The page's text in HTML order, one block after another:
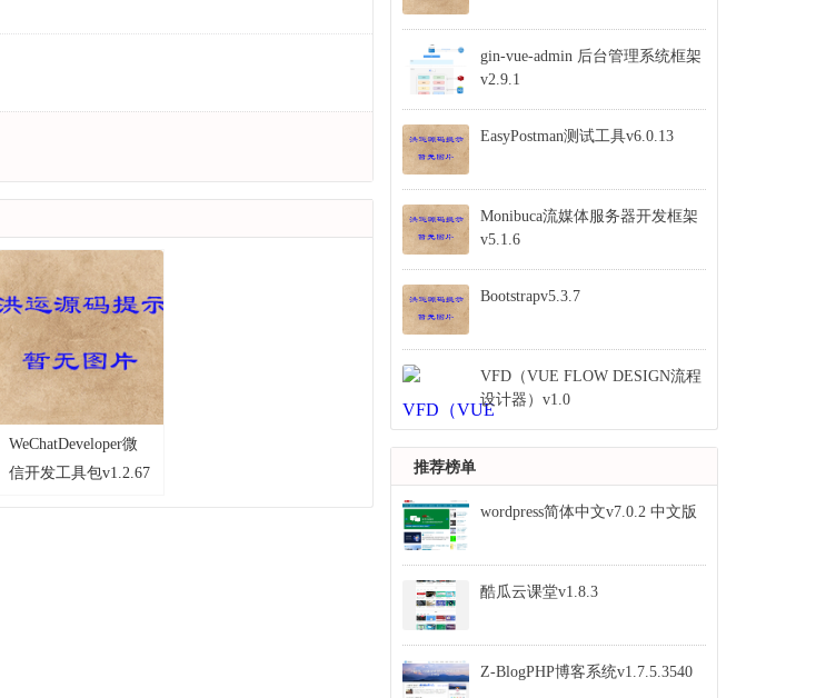
WeChatDeveloper微
信开发工具包v1.2.67
gin-vue-admin 后台管理系统框架
v2.9.1
EasyPostman测试工具v6.0.13
Monibuca流媒体服务器开发框架
v5.1.6
Bootstrapv5.3.7
VFD（VUE FLOW DESIGN流程
设计器）v1.0
推荐榜单
wordpress简体中文v7.0.2 中文版
酷瓜云课堂v1.8.3
Z-BlogPHP博客系统v1.7.5.3540